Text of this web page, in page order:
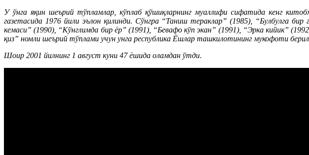
У ўнга яқин шеърий тўпламлар, кўплаб қўшиқларнинг муаллифи сифатида кенг
газетасида 1976 йили эълон қилинди. Сўнгра “Таниш тераклар” (1985), “Булбулга
кемаси” (1990), “Кўнглимда бир ёр” (1991), “Бевафо кўп экан” (1991), “Эрка кийик”
қиз” номли шеърий тўплами учун унга республика Ёшлар ташкилотининг мукофоти
Шоир 2001 йилнинг 1 август куни 47 ёшида оламдан ўтди.